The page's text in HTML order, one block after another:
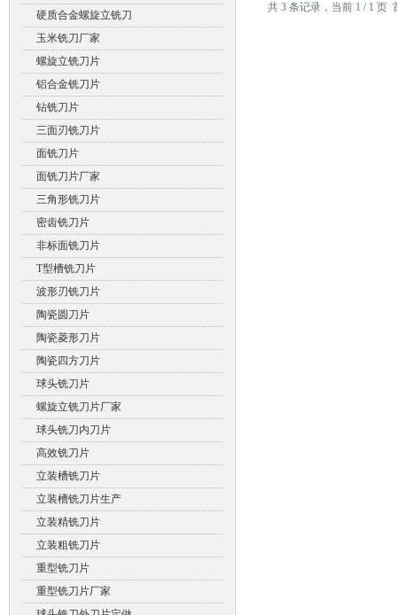
硬质合金螺旋立铣刀
玉米铣刀厂家
螺旋立铣刀片
铝合金铣刀片
钻铣刀片
三面刃铣刀片
面铣刀片
面铣刀片厂家
三角形铣刀片
密齿铣刀片
非标面铣刀片
T型槽铣刀片
波形刃铣刀片
陶瓷圆刀片
陶瓷菱形刀片
陶瓷四方刀片
球头铣刀片
螺旋立铣刀片厂家
球头铣刀内刀片
高效铣刀片
立装槽铣刀片
立装槽铣刀片生产
立装精铣刀片
立装粗铣刀片
重型铣刀片
重型铣刀片厂家
共 3 条记录，当前 1 / 1